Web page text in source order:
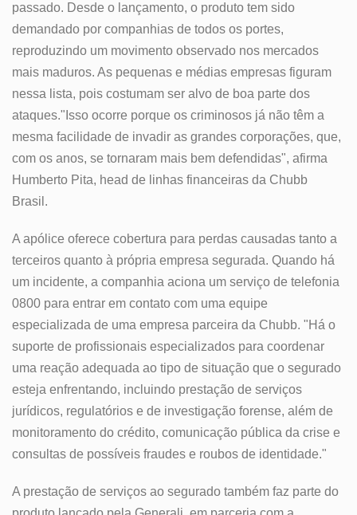
passado. Desde o lançamento, o produto tem sido
demandado por companhias de todos os portes,
reproduzindo um movimento observado nos mercados
mais maduros. As pequenas e médias empresas figuram
nessa lista, pois costumam ser alvo de boa parte dos
ataques."Isso ocorre porque os criminosos já não têm a
mesma facilidade de invadir as grandes corporações, que,
com os anos, se tornaram mais bem defendidas", afirma
Humberto Pita, head de linhas financeiras da Chubb
Brasil.
A apólice oferece cobertura para perdas causadas tanto a
terceiros quanto à própria empresa segurada. Quando há
um incidente, a companhia aciona um serviço de telefonia
0800 para entrar em contato com uma equipe
especializada de uma empresa parceira da Chubb. "Há o
suporte de profissionais especializados para coordenar
uma reação adequada ao tipo de situação que o segurado
esteja enfrentando, incluindo prestação de serviços
jurídicos, regulatórios e de investigação forense, além de
monitoramento do crédito, comunicação pública da crise e
consultas de possíveis fraudes e roubos de identidade."
A prestação de serviços ao segurado também faz parte do